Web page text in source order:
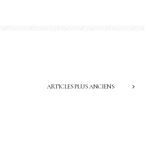
ARTICLES PLUS ANCIENS